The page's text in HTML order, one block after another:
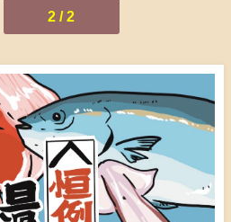
2 / 2